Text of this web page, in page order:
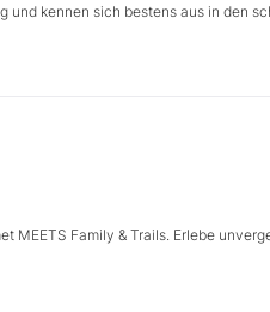
kennen sich bestens aus in den
MEETS Family & Trails. Erlebe